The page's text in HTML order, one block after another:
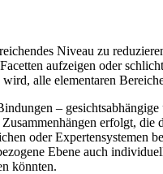
Niveau zu
aufzeigen oder
alle elementaren
–
erfolgt, die
oder Expertensystemen
Ebene auch
könnten.